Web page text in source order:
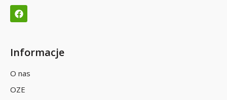
Informacje
O nas
OZE